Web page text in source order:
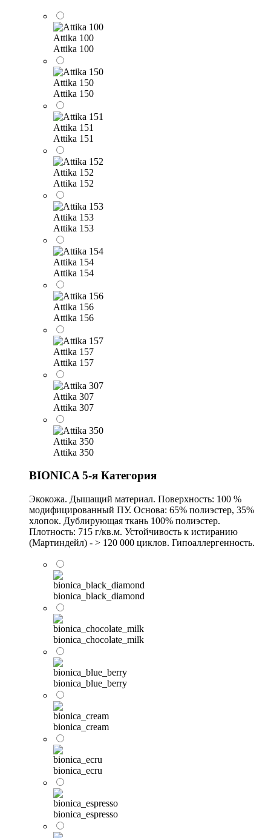
Attika 100
Attika 100
Attika 150
Attika 150
Attika 151
Attika 151
Attika 152
Attika 152
Attika 153
Attika 153
Attika 154
Attika 154
Attika 156
Attika 156
Attika 157
Attika 157
Attika 307
Attika 307
Attika 350
Attika 350
BIONICA 5-я Категория
Экокожа. Дышащий материал. Поверхность: 100 %
модифицированный ПУ. Основа: 65% полиэстер, 35%
хлопок. Дублирующая ткань 100% полиэстер.
Плотность: 715 г/кв.м. Устойчивость к истиранию
(Мартиндейл) - > 120 000 циклов. Гипоаллергенность.
bionica_black_diamond
bionica_chocolate_milk
bionica_blue_berry
bionica_cream
bionica_ecru
bionica_espresso